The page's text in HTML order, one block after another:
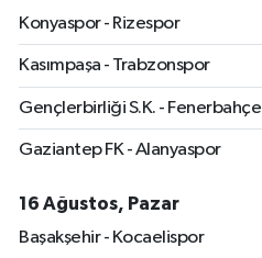
Konyaspor - Rizespor
Kasımpaşa - Trabzonspor
Gençlerbirliği S.K. - Fenerbahçe
Gaziantep FK - Alanyaspor
16 Ağustos, Pazar
Başakşehir - Kocaelispor